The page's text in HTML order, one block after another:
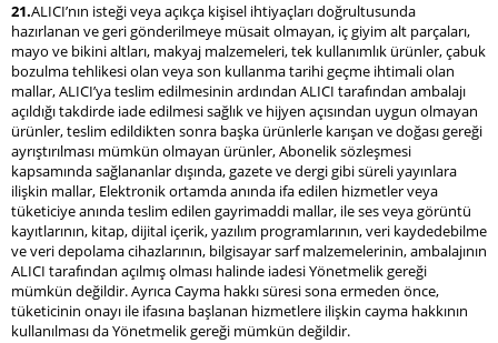
21.ALICI’nın isteği veya açıkça kişisel ihtiyaçları doğrultusunda
hazırlanan ve geri gönderilmeye müsait olmayan, iç giyim alt parçaları,
mayo ve bikini altları, makyaj malzemeleri, tek kullanımlık ürünler, çabuk
bozulma tehlikesi olan veya son kullanma tarihi geçme ihtimali olan
mallar, ALICI’ya teslim edilmesinin ardından ALICI tarafından ambalajı
açıldığı takdirde iade edilmesi sağlık ve hijyen açısından uygun olmayan
ürünler, teslim edildikten sonra başka ürünlerle karışan ve doğası gereği
ayrıştırılması mümkün olmayan ürünler, Abonelik sözleşmesi
kapsamında sağlananlar dışında, gazete ve dergi gibi süreli yayınlara
ilişkin mallar, Elektronik ortamda anında ifa edilen hizmetler veya
tüketiciye anında teslim edilen gayrimaddi mallar, ile ses veya görüntü
kayıtlarının, kitap, dijital içerik, yazılım programlarının, veri kaydedebilme
ve veri depolama cihazlarının, bilgisayar sarf malzemelerinin, ambalajının
ALICI tarafından açılmış olması halinde iadesi Yönetmelik gereği
mümkün değildir. Ayrıca Cayma hakkı süresi sona ermeden önce,
tüketicinin onayı ile ifasına başlanan hizmetlere ilişkin cayma hakkının
kullanılması da Yönetmelik gereği mümkün değildir.